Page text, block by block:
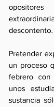
descontento.
Pretender
un proceso
febrero
unos
sustancia